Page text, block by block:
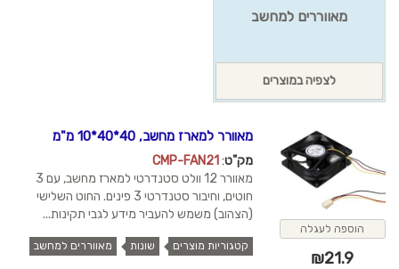
מאווררים למחשב
לצפיה במוצרים
הוספה לעגלה
₪21.9
מאוורר למארז מחשב, 40*40*10 מ"מ
מק"ט:
CMP-FAN21
מאוורר 12 וולט סטנדרטי למארז מחשב, עם 3
חוטים, וחיבור סטנדרטי 3 פינים. החוט השלישי
(הצהוב) משמש להעביר מידע לגבי תקינות...
קטגוריות מוצרים שונות מאווררים למחשב